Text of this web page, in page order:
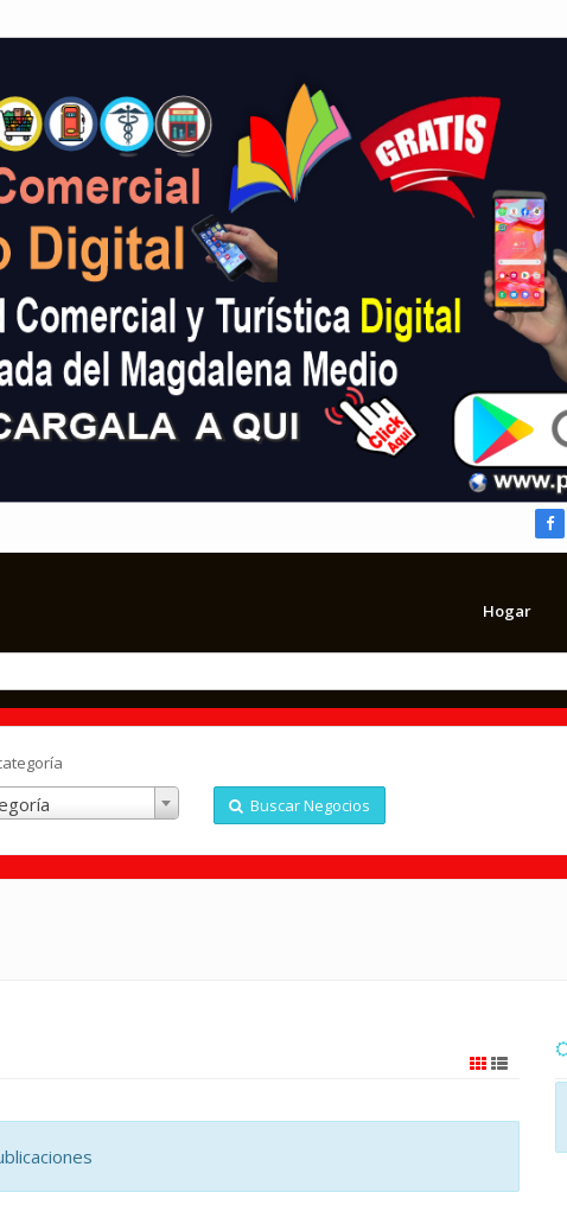
Hogar
Buscar Negocios